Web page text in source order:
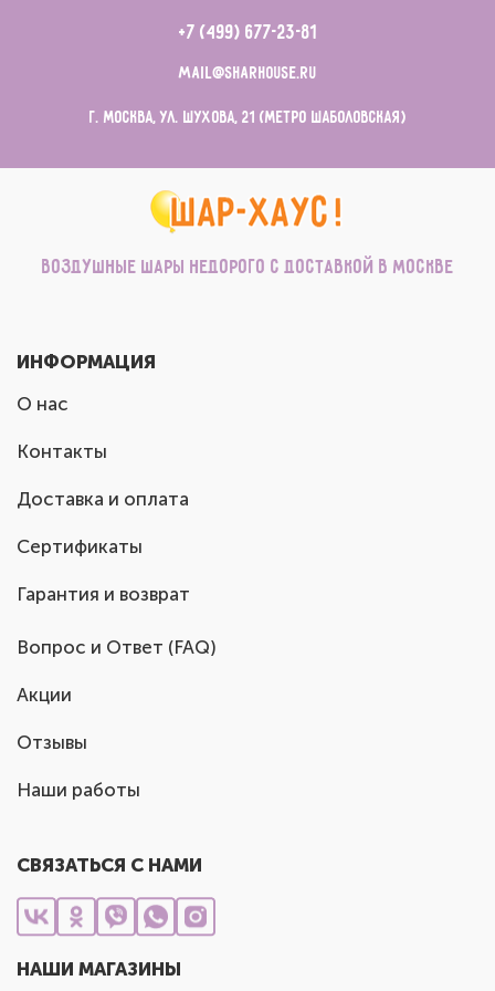
+7 (499) 677-23-81
mail@sharhouse.ru
г. Москва, ул. Шухова, 21 (метро Шаболовская)
Воздушные шары недорого с доставкой в Москве
ИНФОРМАЦИЯ
О нас
Контакты
Доставка и оплата
Сертификаты
Гарантия и возврат
Вопрос и Ответ (FAQ)
Акции
Отзывы
Наши работы
СВЯЗАТЬСЯ С НАМИ
НАШИ МАГАЗИНЫ